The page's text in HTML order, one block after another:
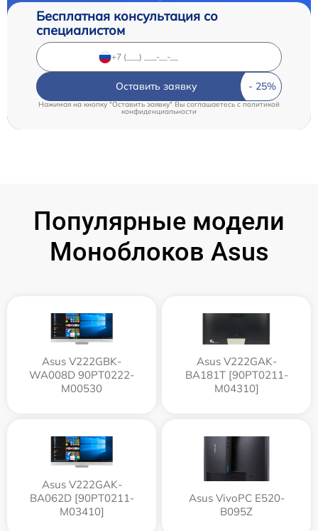
Бесплатная консультация со
специалистом
Оставить заявку
Нажимая на кнопку "Оставить заявку" Вы соглашаетесь cполитикой
конфиденциальности
Популярные модели
Моноблоков Asus
Asus V222GBK-
WA008D 90PT0222-
M00530
Asus V222GAK-
BA181T [90PT0211-
M04310]
Asus V222GAK-
BA062D [90PT0211-
M03410]
Asus VivoPC E520-
B095Z